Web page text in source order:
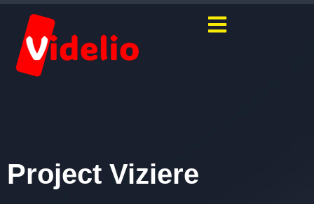
Project Viziere